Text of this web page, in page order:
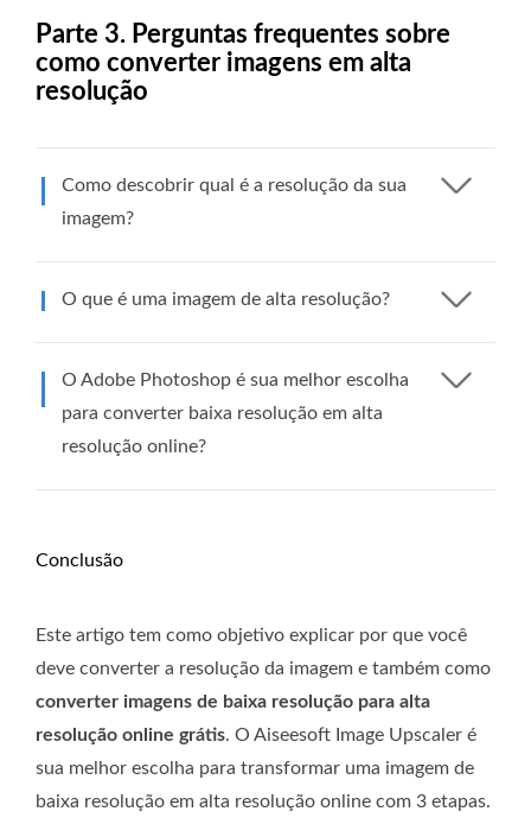
Parte 3. Perguntas frequentes sobre
como converter imagens em alta
resolução
Como descobrir qual é a resolução da sua
imagem?
O que é uma imagem de alta resolução?
O Adobe Photoshop é sua melhor escolha
para converter baixa resolução em alta
resolução online?
Conclusão
Este artigo tem como objetivo explicar por que você
deve converter a resolução da imagem e também como
converter imagens de baixa resolução para alta
resolução online grátis. O Aiseesoft Image Upscaler é
sua melhor escolha para transformar uma imagem de
baixa resolução em alta resolução online com 3 etapas.